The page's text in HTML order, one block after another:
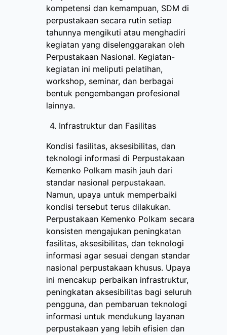
kompetensi dan kemampuan, SDM di
perpustakaan secara rutin setiap
tahunnya mengikuti atau menghadiri
kegiatan yang diselenggarakan oleh
Perpustakaan Nasional. Kegiatan-
kegiatan ini meliputi pelatihan,
workshop, seminar, dan berbagai
bentuk pengembangan profesional
lainnya.
4. Infrastruktur dan Fasilitas
Kondisi fasilitas, aksesibilitas, dan
teknologi informasi di Perpustakaan
Kemenko Polkam masih jauh dari
standar nasional perpustakaan.
Namun, upaya untuk memperbaiki
kondisi tersebut terus dilakukan.
Perpustakaan Kemenko Polkam secara
konsisten mengajukan peningkatan
fasilitas, aksesibilitas, dan teknologi
informasi agar sesuai dengan standar
nasional perpustakaan khusus. Upaya
ini mencakup perbaikan infrastruktur,
peningkatan aksesibilitas bagi seluruh
pengguna, dan pembaruan teknologi
informasi untuk mendukung layanan
perpustakaan yang lebih efisien dan